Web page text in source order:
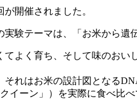
開催されました。
験テーマは、「お米から遺
よく育ち、そして味のおい
れはお米の設計図となる
イーン」）を実際に食べ比